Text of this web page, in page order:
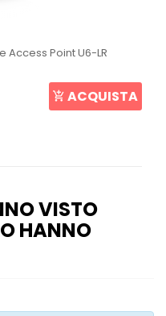
Access Point U6-LR
ACQUISTA
VISTO
HANNO